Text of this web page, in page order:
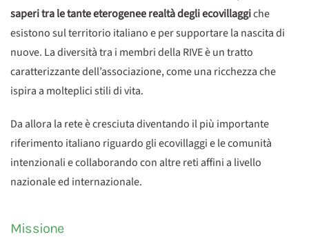
saperi tra le tante eterogenee realtà degli ecovillaggiche
esistono sul territorio italiano e per supportare la nascita di
nuove. La diversità tra i membri della RIVE è un tratto
caratterizzante dell’associazione, come una ricchezza che
ispira a molteplici stili di vita.
Da allora la rete è cresciuta diventando il più importante
riferimento italiano riguardo gli ecovillaggi e le comunità
intenzionali e collaborando con altre reti affini a livello
nazionale ed internazionale.
Missione